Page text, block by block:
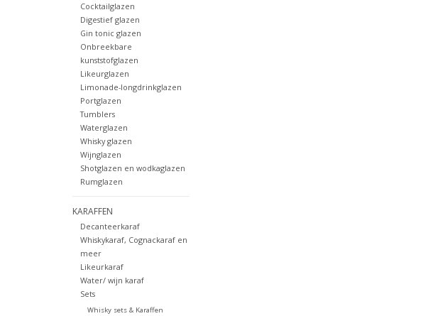
Cocktailglazen
Digestief glazen
Gin tonic glazen
Onbreekbare
kunststofglazen
Likeurglazen
Limonade-longdrinkglazen
Portglazen
Tumblers
Waterglazen
Whisky glazen
Wijnglazen
Shotglazen en wodkaglazen
Rumglazen
KARAFFEN
Decanteerkaraf
Whiskykaraf, Cognackaraf en
meer
Likeurkaraf
Water/ wijn karaf
Sets
Whisky sets & Karaffen